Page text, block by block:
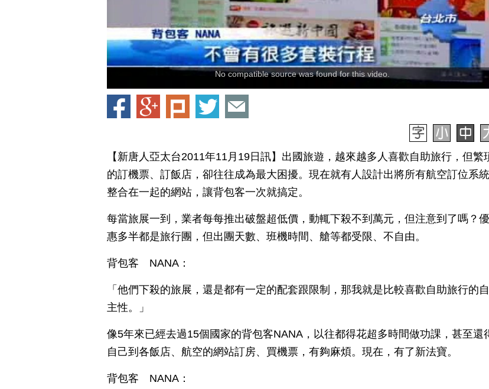
No compatible source was found for this video.
【新唐人亞太台2011年11月19日訊】出國旅遊，越來越多人喜歡自助旅行，但繁
的訂機票、訂飯店，卻往往成為最大困擾。現在就有人設計出將所有航空訂位系統
整合在一起的網站，讓背包客一次就搞定。
每當旅展一到，業者每每推出破盤超低價，動輒下殺不到萬元，但注意到了嗎？優
惠多半都是旅行團，但出團天數、班機時間、艙等都受限、不自由。
背包客 NANA：
「他們下殺的旅展，還是都有一定的配套跟限制，那我就是比較喜歡自助旅行的自
主性。」
像5年來已經去過15個國家的背包客NANA，以往都得花超多時間做功課，甚至還
自己到各飯店、航空的網站訂房、買機票，有夠麻煩。現在，有了新法寶。
背包客 NANA：